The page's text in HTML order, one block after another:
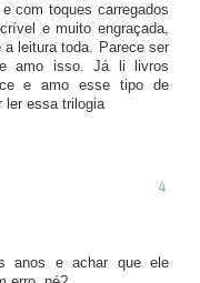
com toques carregados
e muito engraçada,
leitura toda. Parece ser
e amo isso. Já li livros
e amo esse tipo de
ler essa trilogia
anos e achar que ele